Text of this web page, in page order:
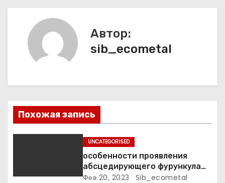
я
п
о
Автор:
sib_ecometal
Похожая запись
UNCATEGORISED
особенности проявления
абсцедирующего фурункула
код по МКБ-10
Фев 20, 2023 Sib_ecometal